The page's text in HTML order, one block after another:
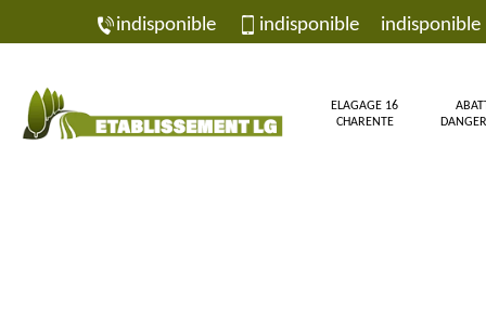
indisponible indisponible indisponible
ELAGAGE 16
CHARENTE